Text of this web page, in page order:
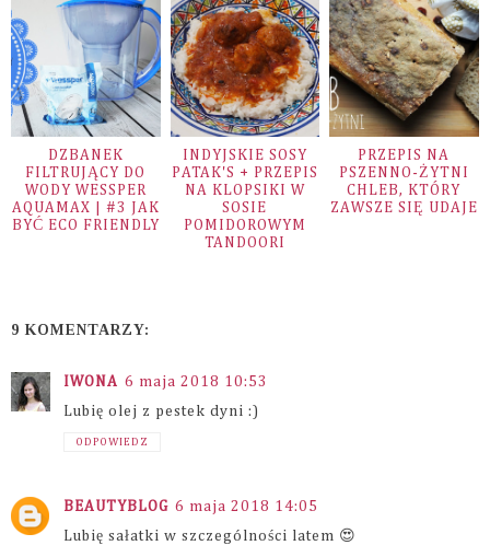
DZBANEK
FILTRUJĄCY DO
WODY WESSPER
AQUAMAX | #3 JAK
BYĆ ECO FRIENDLY
INDYJSKIE SOSY
PATAK'S + PRZEPIS
NA KLOPSIKI W
SOSIE
POMIDOROWYM
TANDOORI
PRZEPIS NA
PSZENNO-ŻYTNI
CHLEB, KTÓRY
ZAWSZE SIĘ UDAJE
9 KOMENTARZY:
IWONA 6 maja 2018 10:53
Lubię olej z pestek dyni :)
ODPOWIEDZ
BEAUTYBLOG 6 maja 2018 14:05
Lubię sałatki w szczególności latem 😍